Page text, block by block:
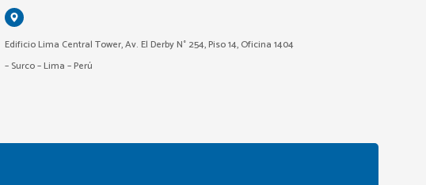
Edificio Lima Central Tower, Av. El Derby N° 254, Piso 14, Oficina 1404
– Surco – Lima – Perú